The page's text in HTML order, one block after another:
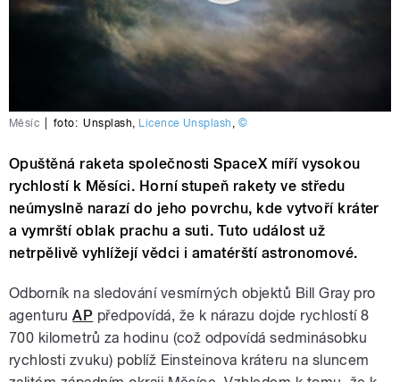
Měsíc foto: Unsplash, Licence Unsplash , ©
Opuštěná raketa společnosti SpaceX míří vysokou
rychlostí k Měsíci. Horní stupeň rakety ve středu
neúmyslně narazí do jeho povrchu, kde vytvoří kráter
a vymrští oblak prachu a suti. Tuto událost už
netrpělivě vyhlížejí vědci i amatérští astronomové.
Odborník na sledování vesmírných objektů Bill Gray pro
agenturuAP předpovídá, že k nárazu dojde rychlostí 8
700 kilometrů za hodinu (což odpovídá sedminásobku
rychlosti zvuku) poblíž Einsteinova kráteru na sluncem